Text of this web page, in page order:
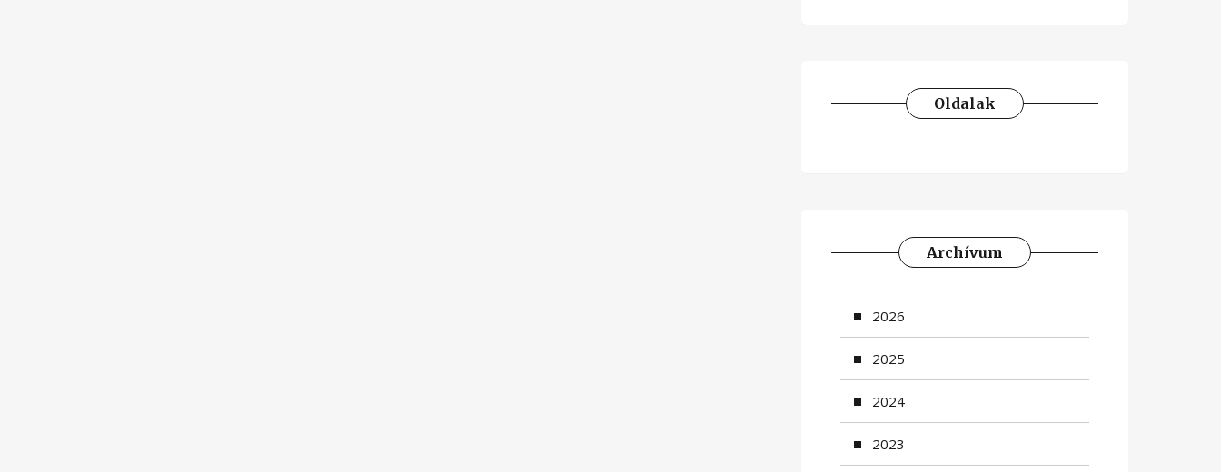
Oldalak
Archívum
2026
2025
2024
2023